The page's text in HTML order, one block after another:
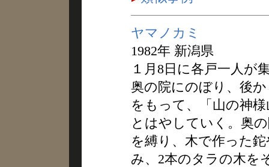
ヤマノカミ
1982年 新潟県
１月8日に各戸一人が
奥の院にのぼり、後
をもって、「山の神
とはやしていく。奥
を縛り、木で作った
み、2本のタラの木を